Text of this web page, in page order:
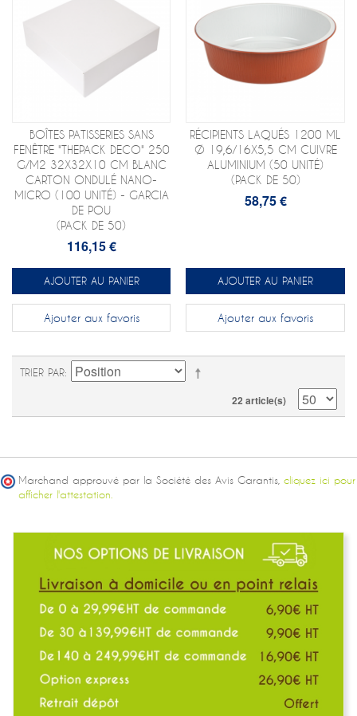
BOÎTES PATISSERIES SANS
FENÊTRE "THEPACK DECO" 250
G/M2 32X32X10 CM BLANC
CARTON ONDULÉ NANO-
MICRO (100 UNITÉ) - GARCIA
DE POU
(PACK DE 50)
116,15 €
AJOUTER AU PANIER
Ajouter aux favoris
RÉCIPIENTS LAQUÉS 1200 ML
Ø 19,6/16X5,5 CM CUIVRE
ALUMINIUM (50 UNITÉ)
(PACK DE 50)
58,75 €
AJOUTER AU PANIER
Ajouter aux favoris
TRIER PAR
22 article(s)
Marchand approuvé par la Société des Avis Garantis, cliquez ici pour
afficher l'attestation.